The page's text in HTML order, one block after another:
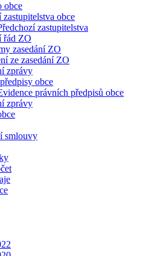
obce
zastupitelstva obce
zastupitelstva
řád ZO
zasedání ZO
ze zasedání ZO
zprávy
obce
právních předpisů obce
zprávy
smlouvy